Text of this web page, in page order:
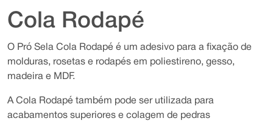
Cola Rodapé
O Pró Sela Cola Rodapé é um adesivo para a fixação de
molduras, rosetas e rodapés em poliestireno, gesso,
madeira e MDF.
A Cola Rodapé também pode ser utilizada para
acabamentos superiores e colagem de pedras